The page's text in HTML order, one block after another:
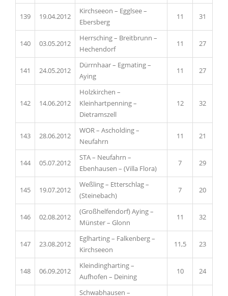
139 19.04.2012
Kirchseeon – Egglsee –
Ebersberg
11 31
140 03.05.2012
Herrsching – Breitbrunn –
Hechendorf
11 27
141 24.05.2012
Dürrnhaar – Egmating –
Aying
11 27
142 14.06.2012
Holzkirchen –
Kleinhartpenning –
Dietramszell
12 32
143 28.06.2012
WOR – Ascholding –
Neufahrn
11 21
144 05.07.2012
STA – Neufahrn –
Ebenhausen – (Villa Flora)
7 29
145 19.07.2012
Weßling – Etterschlag –
(Steinebach)
7 20
146 02.08.2012
(Großhelfendorf) Aying –
Münster – Glonn
11 32
147 23.08.2012
Eglharting – Falkenberg –
Kirchseeon
11,5 23
148 06.09.2012
Kleindingharting –
Aufhofen – Deining
10 24
Schwabhausen –